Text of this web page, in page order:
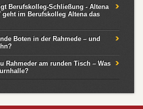
Berufskolleg-Schließung - Altena
geht im Berufskolleg Altena das
Boten in der Rahmede – und
Rahmeder am runden Tisch – Was